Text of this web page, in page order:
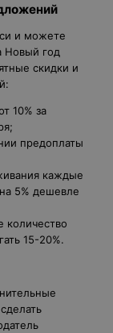
и можете
Новый год
скидки и
10% за
предоплаты
каждые
5% дешевле
количество
15-20%.